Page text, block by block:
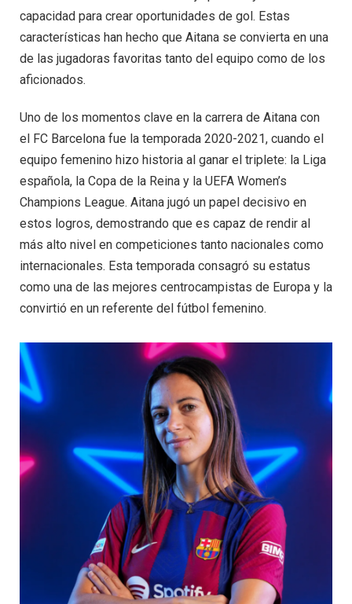
capacidad para crear oportunidades de gol. Estas
características han hecho que Aitana se convierta en una
de las jugadoras favoritas tanto del equipo como de los
aficionados.
Uno de los momentos clave en la carrera de Aitana con
el FC Barcelona fue la temporada 2020-2021, cuando el
equipo femenino hizo historia al ganar el triplete: la Liga
española, la Copa de la Reina y la UEFA Women’s
Champions League. Aitana jugó un papel decisivo en
estos logros, demostrando que es capaz de rendir al
más alto nivel en competiciones tanto nacionales como
internacionales. Esta temporada consagró su estatus
como una de las mejores centrocampistas de Europa y la
convirtió en un referente del fútbol femenino.